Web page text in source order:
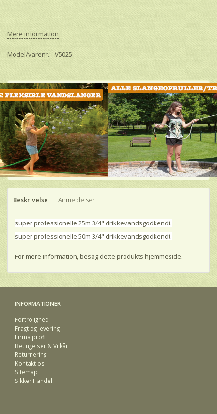
Mere information
Model/varenr.: V5025
Beskrivelse Anmeldelser
super professionelle 25m 3/4" drikkevandsgodkendt.
super professionelle 50m 3/4" drikkevandsgodkendt.
For mere information, besøg dette produkts hjemmeside.
INFORMATIONER
Fortrolighed
Fragt og levering
Firma profil
Betingelser & Vilkår
Returnering
Kontakt os
Sitemap
Sikker Handel